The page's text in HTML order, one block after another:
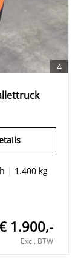
4
| 1.400 kg
1.900,-
Excl. BTW